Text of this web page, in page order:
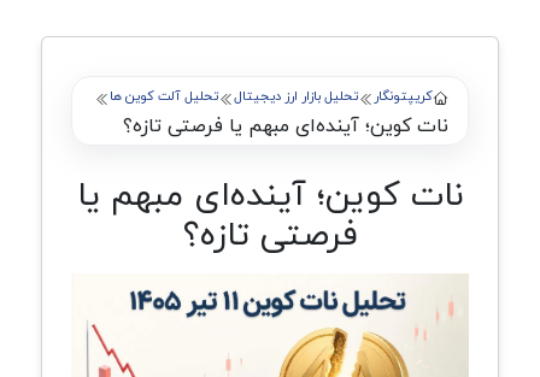
کریپتونگار تحلیل بازار ارز دیجیتال تحلیل آلت کوین ها
نات کوین؛ آینده‌ای مبهم یا فرصتی تازه؟
نات کوین؛ آینده‌ای مبهم یا
فرصتی تازه؟